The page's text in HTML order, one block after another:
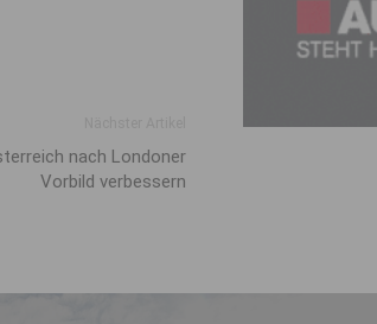
nach Londoner
Vorbild verbessern